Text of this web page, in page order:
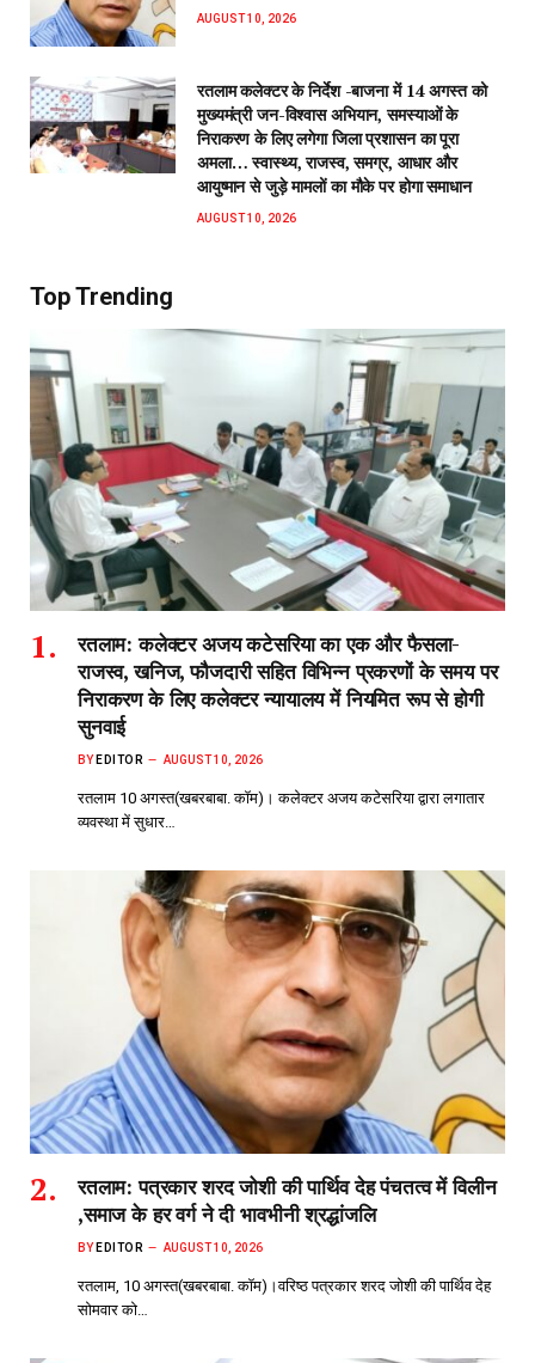
AUGUST 10, 2026
रतलाम कलेक्टर के निर्देश -बाजना में 14 अगस्त को
मुख्यमंत्री जन-विश्वास अभियान, समस्याओं के
निराकरण के लिए लगेगा जिला प्रशासन का पूरा
अमला… स्वास्थ्य, राजस्व, समग्र, आधार और
आयुष्मान से जुड़े मामलों का मौके पर होगा समाधान
AUGUST 10, 2026
Top Trending
रतलाम: कलेक्टर अजय कटेसरिया का एक और फैसला-
राजस्व, खनिज, फौजदारी सहित विभिन्न प्रकरणों के समय पर
निराकरण के लिए कलेक्टर न्यायालय में नियमित रूप से होगी
सुनवाई
BY EDITOR AUGUST 10, 2026
रतलाम 10 अगस्त(खबरबाबा. कॉम)। कलेक्टर अजय कटेसरिया द्वारा लगातार
व्यवस्था में सुधार…
रतलाम: पत्रकार शरद जोशी की पार्थिव देह पंचतत्व में विलीन
,समाज के हर वर्ग ने दी भावभीनी श्रद्धांजलि
BY EDITOR AUGUST 10, 2026
रतलाम, 10 अगस्त(खबरबाबा. कॉम)।वरिष्ठ पत्रकार शरद जोशी की पार्थिव देह
सोमवार को…